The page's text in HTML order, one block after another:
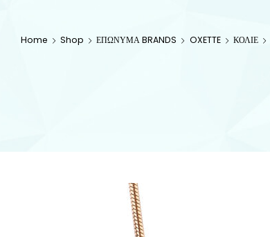
Home Shop ΕΠΩΝΥΜΑ BRANDS OXETTE ΚΟΛΙΕ